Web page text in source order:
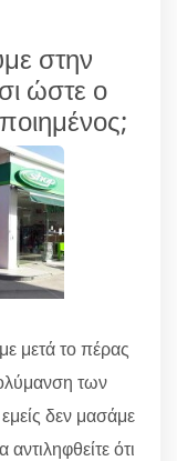
στην
ώστε ο
μετά το πέρας
των
δεν μασάμε
ότι